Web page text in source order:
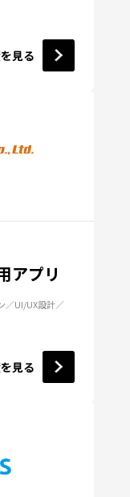
見る
アプリ
UI/UX設計
見る